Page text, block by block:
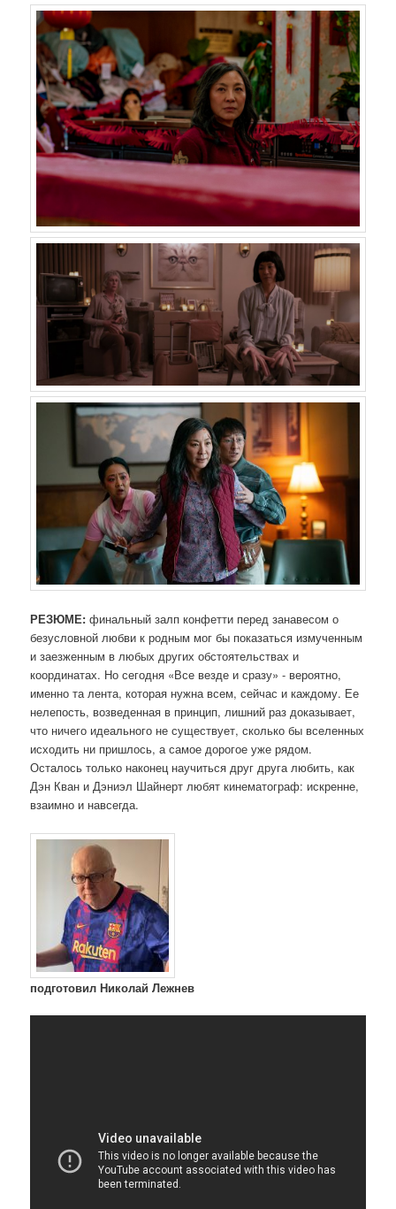
РЕЗЮМЕ:финальный залп конфетти перед занавесом о
безусловной любви к родным мог бы показаться измученным
и заезженным в любых других обстоятельствах и
координатах. Но сегодня «Все везде и сразу» - вероятно,
именно та лента, которая нужна всем, сейчас и каждому. Ее
нелепость, возведенная в принцип, лишний раз доказывает,
что ничего идеального не существует, сколько бы вселенных
исходить ни пришлось, а самое дорогое уже рядом.
Осталось только наконец научиться друг друга любить, как
Дэн Кван и Дэниэл Шайнерт любят кинематограф: искренне,
взаимно и навсегда.
подготовил Николай Лежнев